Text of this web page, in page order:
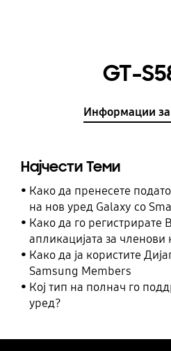
GT-
Информации за
Најчести Теми
Како да пренесете
на нов уред Galaxy со
Како да го регистрирате
апликацијата за членови
Како да ја користите
Samsung Members
Кој тип на полнач го
уред?